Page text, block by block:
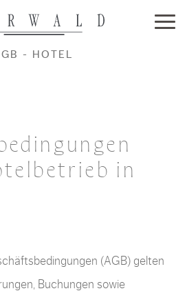
- HOTEL
in
(AGB) gelten
Buchungen sowie